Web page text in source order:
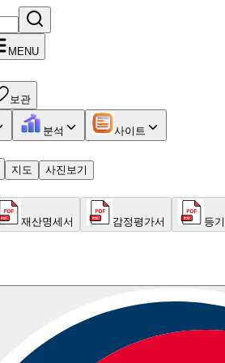
MENU
보관
분석 사이트
지도 사진보기
재산명세서 감정평가서 등